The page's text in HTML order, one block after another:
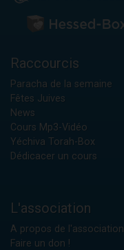
Raccourcis
Paracha de la semaine
Fêtes Juives
News
Cours Mp3-Vidéo
Yéchiva Torah-Box
Dédicacer un cours
L'association
A propos de l'association
Faire un don !